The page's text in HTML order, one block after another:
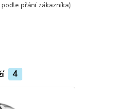
přání zákazníka)
4